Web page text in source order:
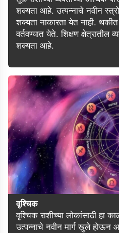
शक्यता आहे. उत्पन्नाचे नवीन
शक्यता नाकारता येत नाही.
वर्तवण्यात येते. शिक्षण क्षेत्रातील
शक्यता आहे.
वृश्चिक
वृश्चिक राशीच्या लोकांसाठी हा
उत्पन्नाचे नवीन मार्ग खुले होऊन